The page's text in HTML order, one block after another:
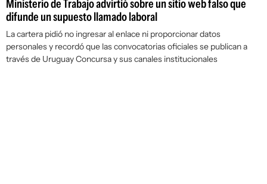
Ministerio de Trabajo advirtió sobre un sitio web falso que
difunde un supuesto llamado laboral
La cartera pidió no ingresar al enlace ni proporcionar datos
personales y recordó que las convocatorias oficiales se publican a
través de Uruguay Concursa y sus canales institucionales